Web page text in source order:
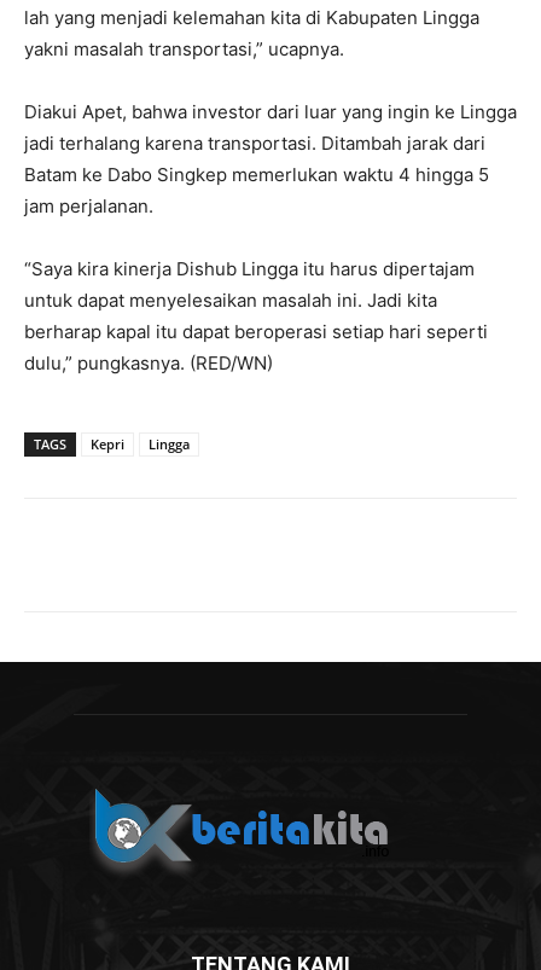
lah yang menjadi kelemahan kita di Kabupaten Lingga
yakni masalah transportasi,” ucapnya.
Diakui Apet, bahwa investor dari luar yang ingin ke Lingga
jadi terhalang karena transportasi. Ditambah jarak dari
Batam ke Dabo Singkep memerlukan waktu 4 hingga 5
jam perjalanan.
“Saya kira kinerja Dishub Lingga itu harus dipertajam
untuk dapat menyelesaikan masalah ini. Jadi kita
berharap kapal itu dapat beroperasi setiap hari seperti
dulu,” pungkasnya. (RED/WN)
TAGS Kepri Lingga
TENTANG KAMI